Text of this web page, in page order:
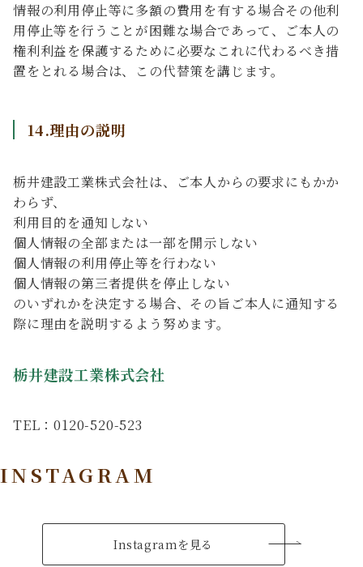
情報の利用停止等に多額の費用を有する場合その他利
用停止等を行うことが困難な場合であって、ご本人の
権利利益を保護するために必要なこれに代わるべき措
置をとれる場合は、この代替策を講じます。
14.理由の説明
栃井建設工業株式会社は、ご本人からの要求にもかか
わらず、
利用目的を通知しない
個人情報の全部または一部を開示しない
個人情報の利用停止等を行わない
個人情報の第三者提供を停止しない
のいずれかを決定する場合、その旨ご本人に通知する
際に理由を説明するよう努めます。
栃井建設工業株式会社
TEL：0120-520-523
INSTAGRAM
Instagramを見る